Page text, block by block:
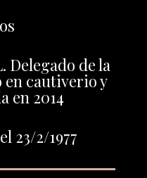
Delegado de la
en cautiverio y
en 2014
23/2/1977